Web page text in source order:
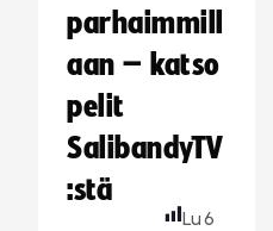
parhaimmill
aan – katso
pelit
SalibandyTV
:stä
Lu6